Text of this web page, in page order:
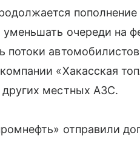
очереди на
потоки
«Хакасская
других местных АЗС.
отправили